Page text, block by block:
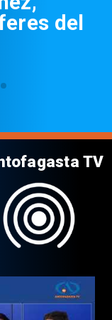
del
TV